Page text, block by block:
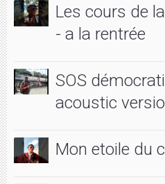
Les cours de
- a la rentrée
SOS
acoustic
Mon etoile du